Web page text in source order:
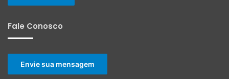
Fale Conosco
Envie sua mensagem